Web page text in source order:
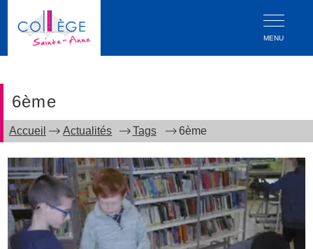
MENU
6ème
Accueil Actualités Tags 6ème